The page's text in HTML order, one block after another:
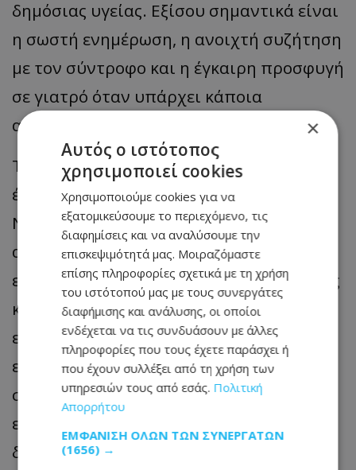
δημόσιας υγείας. Εξίσου σημαντικά είναι
η σωστή ενημέρωση, η ανοιχτή συζήτηση
με τον σύντροφο και η έγκαιρη προσφυγή
σε γιατρό όταν υπάρχει κάποια
ανησυχία.
Τέλος, είναι σημαντικό να τονιστεί ότι ο
έλεγχος για Σεξουαλικώς Μεταδιδόμενα
Νοσήματα δεν πρέπει να συνοδεύεται
από ντροπή ή φόβο. Είναι μια πράξη
ευθύνης και φροντίδας για τον εαυτό μας
και για τους άλλους. Όσο πιο νωρίς
εντοπιστεί ένα πρόβλημα, τόσο πιο
εύκολη και αποτελεσματική είναι
συνήθως η αντιμετώπισή του. Η
ενημέρωση, η πρόληψη και η έγκαιρη
διάγνωση μπορούν να προστατεύσουν
×
Αυτός ο ιστότοπος
χρησιμοποιεί cookies
Χρησιμοποιούμε cookies για να
εξατομικεύσουμε το περιεχόμενο, τις
διαφημίσεις και να αναλύσουμε την
επισκεψιμότητά μας. Μοιραζόμαστε
επίσης πληροφορίες σχετικά με τη χρήση
του ιστότοπού μας με τους συνεργάτες
διαφήμισης και ανάλυσης, οι οποίοι
ενδέχεται να τις συνδυάσουν με άλλες
πληροφορίες που τους έχετε παράσχει ή
που έχουν συλλέξει από τη χρήση των
υπηρεσιών τους από εσάς. Πολιτική
Απορρήτου
ΕΜΦΆΝΙΣΗ ΌΛΩΝ ΤΩΝ ΣΥΝΕΡΓΑΤΏΝ
(1656) →